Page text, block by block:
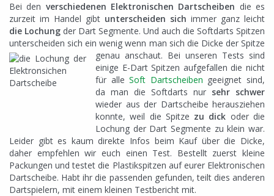
Bei den verschiedenen Elektronischen Dartscheiben die es
zurzeit im Handel gibt unterscheiden sich immer ganz leicht
die Lochung der Dart Segmente. Und auch die Softdarts Spitzen
unterscheiden sich ein wenig wenn man sich die Dicke der Spitze
genau anschaut. Bei unseren Tests sind
einige E-Dart Spitzen aufgefallen die nicht
für alleSoft Dartscheiben geeignet sind,
da man die Softdarts nur sehr schwer
wieder aus der Dartscheibe herausziehen
konnte, weil die Spitze zu dick oder die
Lochung der Dart Segmente zu klein war.
Leider gibt es kaum direkte Infos beim Kauf über die Dicke,
daher empfehlen wir euch einen Test. Bestellt zuerst kleine
Packungen und testet die Plastikspitzen auf eurer Elektronischen
Dartscheibe. Habt ihr die passenden gefunden, teilt dies anderen
Dartspielern, mit einem kleinen Testbericht mit.